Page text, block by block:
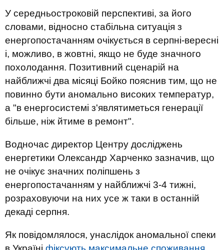
У середньостроковій перспективі, за його
словами, відносно стабільна ситуація з
енергопостачанням очікується в серпні-вересні
і, можливо, в жовтні, якщо не буде значного
похолодання. Позитивний сценарій на
найближчі два місяці Бойко пояснив тим, що не
повинно бути аномально високих температур,
а "в енергосистемі з'являтиметься генерації
більше, ніж йтиме в ремонт".
Водночас директор Центру досліджень
енергетики Олександр Харченко зазначив, що
не очікує значних поліпшень з
енергопостачанням у найближчі 3-4 тижні,
розраховуючи на них усе ж таки в останній
декаді серпня.
Як повідомлялося, унаслідок аномальної спеки